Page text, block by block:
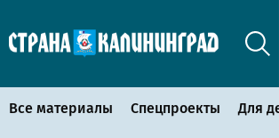
Все материалы Спецпроекты Для